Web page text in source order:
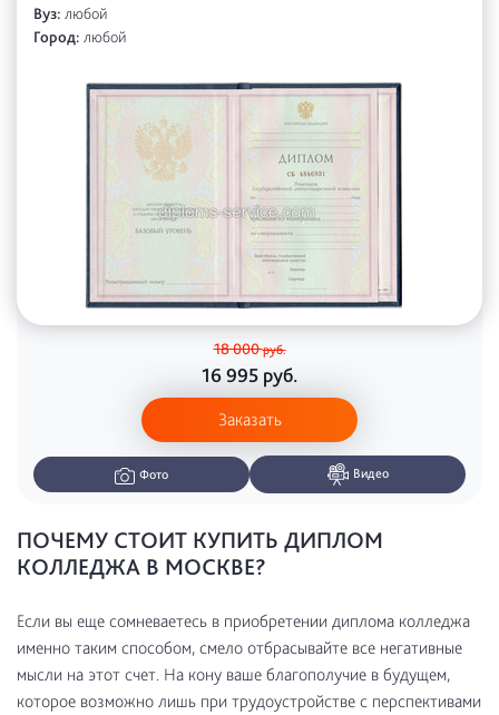
Вуз: любой
Город: любой
18 000руб.
16 995 руб.
Заказать
Фото Видео
ПОЧЕМУ СТОИТ КУПИТЬ ДИПЛОМ
КОЛЛЕДЖА В МОСКВЕ?
Если вы еще сомневаетесь в приобретении диплома колледжа
именно таким способом, смело отбрасывайте все негативные
мысли на этот счет. На кону ваше благополучие в будущем,
которое возможно лишь при трудоустройстве с перспективами